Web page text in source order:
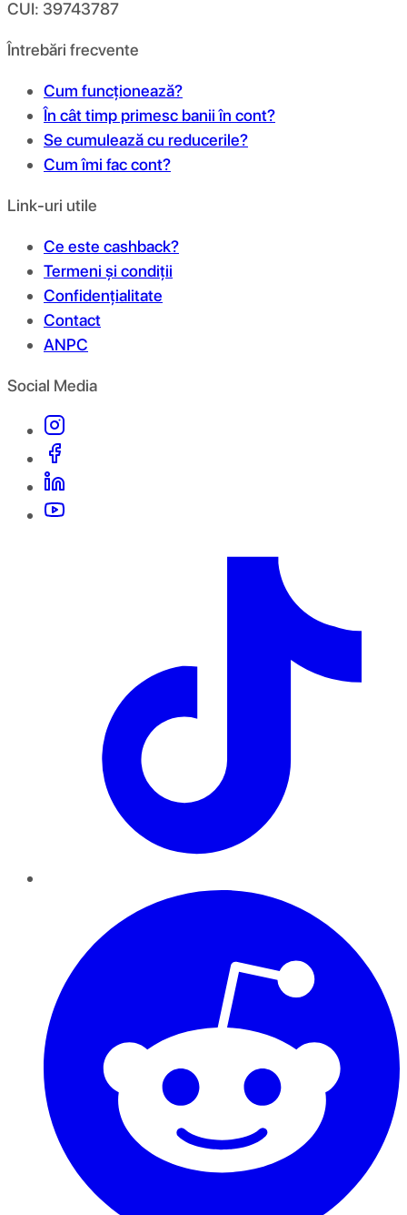
CUI: 39743787
Întrebări frecvente
Cum funcționează?
În cât timp primesc banii în cont?
Se cumulează cu reducerile?
Cum îmi fac cont?
Link-uri utile
Ce este cashback?
Termeni și condiții
Confidențialitate
Contact
ANPC
Social Media